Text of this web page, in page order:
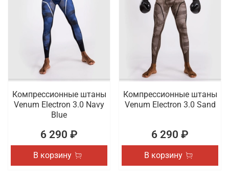
Компрессионные штаны
Venum Electron 3.0 Navy
Blue
6 290 ₽
В корзину
Компрессионные штаны
Venum Electron 3.0 Sand
6 290 ₽
В корзину